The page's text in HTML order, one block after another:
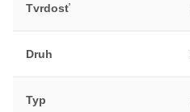
Tvrdosť
Druh
Typ